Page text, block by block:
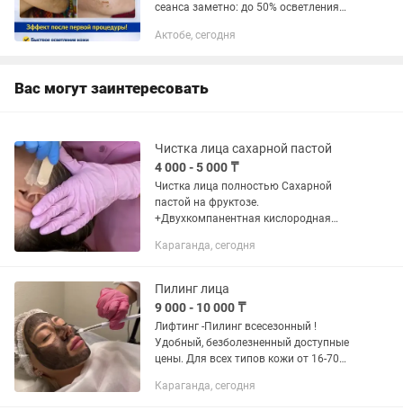
сеанса заметно: до 50% осветления
ровнее и свежее; исчезает тусклость,
Актобе, сегодня
Вас могут заинтересовать
Чистка лица сахарной пастой
4 000 - 5 000 ₸
Чистка лица полностью Сахарной
пастой на фруктозе.
+Двухкомпанентная кислородная
=6700тг эффект-30 дней!
Караганда, сегодня
Пилинг лица
9 000 - 10 000 ₸
Лифтинг -Пилинг всесезонный !
Удобный, безболезненный доступные
цены. Для всех типов кожи от 16-70
2)Высыпания незначительные
Караганда, сегодня